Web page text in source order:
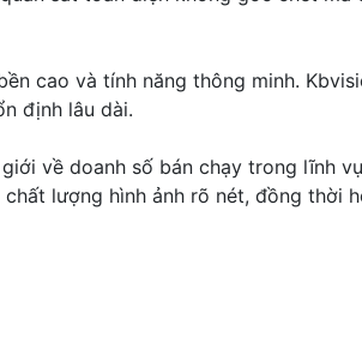
cao và tính năng thông minh.
định lâu dài.
về doanh số bán chạy trong lĩnh
lượng hình ảnh rõ nét, đồng thời